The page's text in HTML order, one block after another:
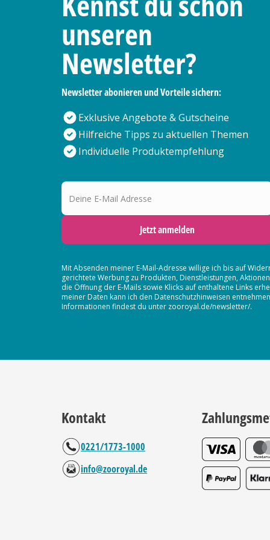
unseren
Newsletter?
Newsletter abonieren und Vorteile sichern:
Exklusive Angebote & Gutscheine
Hilfreiche Tipps zu aktuellen Themen
Individuelle Produktempfehlung
Deine E-Mail Adresse
Jetzt anmelden
Mit Absenden meiner E-Mail-Adresse willige ich bis auf
gerichtete Werbung zu Produkten, Dienstleistungen,
die Öffnung der E-Mails sowie Klicks auf enthaltene Links
meiner Daten kann ich den Datenschutzhinweisen
Informationen findest du unter zooroyal.de/newsletter/.
Kontakt
0221/1773-1000
info@zooroyal.de